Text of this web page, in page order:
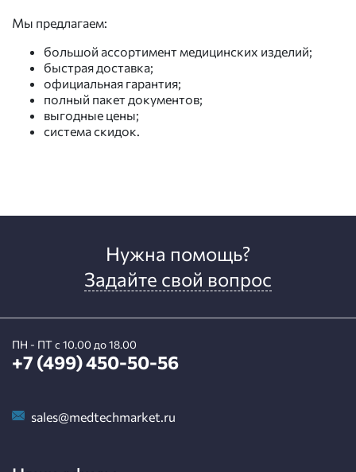
Мы предлагаем:
большой ассортимент медицинских изделий;
быстрая доставка;
официальная гарантия;
полный пакет документов;
выгодные цены;
система скидок.
Нужна помощь?
Задайте свой вопрос
ПН - ПТ с 10.00 до 18.00
+7 (499) 450-50-56
sales@medtechmarket.ru